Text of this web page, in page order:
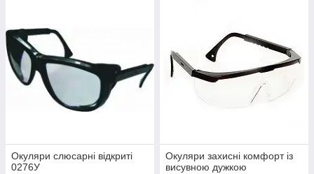
Окуляри слюсарні відкриті
0276У
Окуляри захисні комфорт із
висувною дужкою